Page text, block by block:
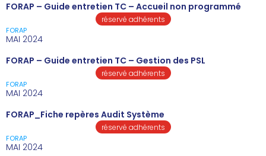
FORAP – Guide entretien TC – Accueil non programmé
réservé adhérents
FORAP
MAI 2024
FORAP – Guide entretien TC – Gestion des PSL
réservé adhérents
FORAP
MAI 2024
FORAP_Fiche repères Audit Système
réservé adhérents
FORAP
MAI 2024